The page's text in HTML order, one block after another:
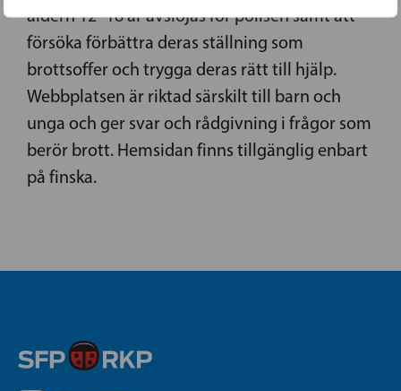
åldern 12–18 år avslöjas för polisen samt att
försöka förbättra deras ställning som
brottsoffer och trygga deras rätt till hjälp.
Webbplatsen är riktad särskilt till barn och
unga och ger svar och rådgivning i frågor som
berör brott. Hemsidan finns tillgänglig enbart
på finska.